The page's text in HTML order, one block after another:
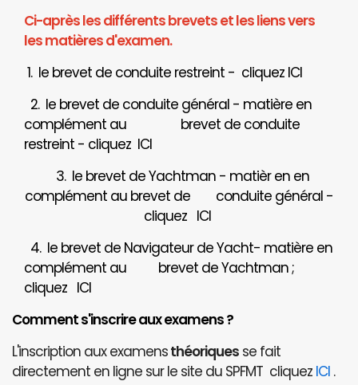
Ci-après les différents brevets et les liens vers
les matières d'examen.
1. le brevet de conduite restreint - cliquez ICI
2. le brevet de conduite général - matière en
complément au brevet de conduite
restreint - cliquez ICI
3. le brevet de Yachtman - matièr en en
complément au brevet de
conduite général -
cliquez ICI
4. le brevet de Navigateur de Yacht- matière en
complément au brevet de Yachtman ;
cliquez ICI
Comment s'inscrire aux examens ?
L'inscription aux examensthéoriques se fait
directement en ligne sur le site du SPFMT cliquez ICI .